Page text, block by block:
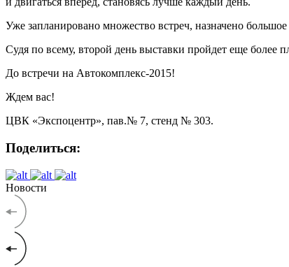
Уже запланировано множество встреч, назначено
Судя по всему, второй день выставки пройдет еще более
До встречи на Автокомплекс-2015!
Ждем вас!
ЦВК «Экспоцентр», пав.№ 7, стенд № 303.
Поделиться:
Новости